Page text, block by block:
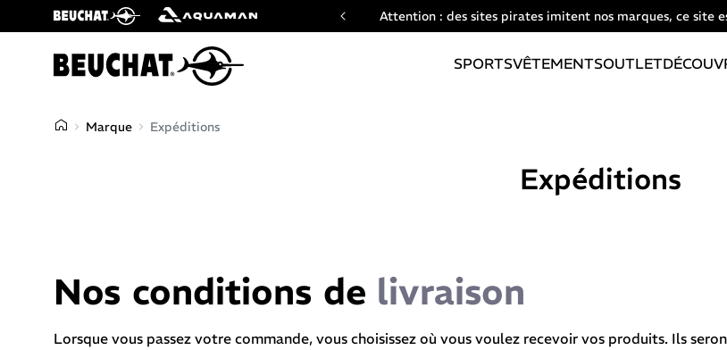
des marques Beuchat & Aquaman Attention : des sites pirates imitent nos marques, ce site
SPORTSVÊTEMENTSOUTLET
Marque Expéditions
Expéditions
Nos conditions de livraison
Lorsque vous passez votre commande, vous choisissez où vous voulez recevoir vos produits. Ils